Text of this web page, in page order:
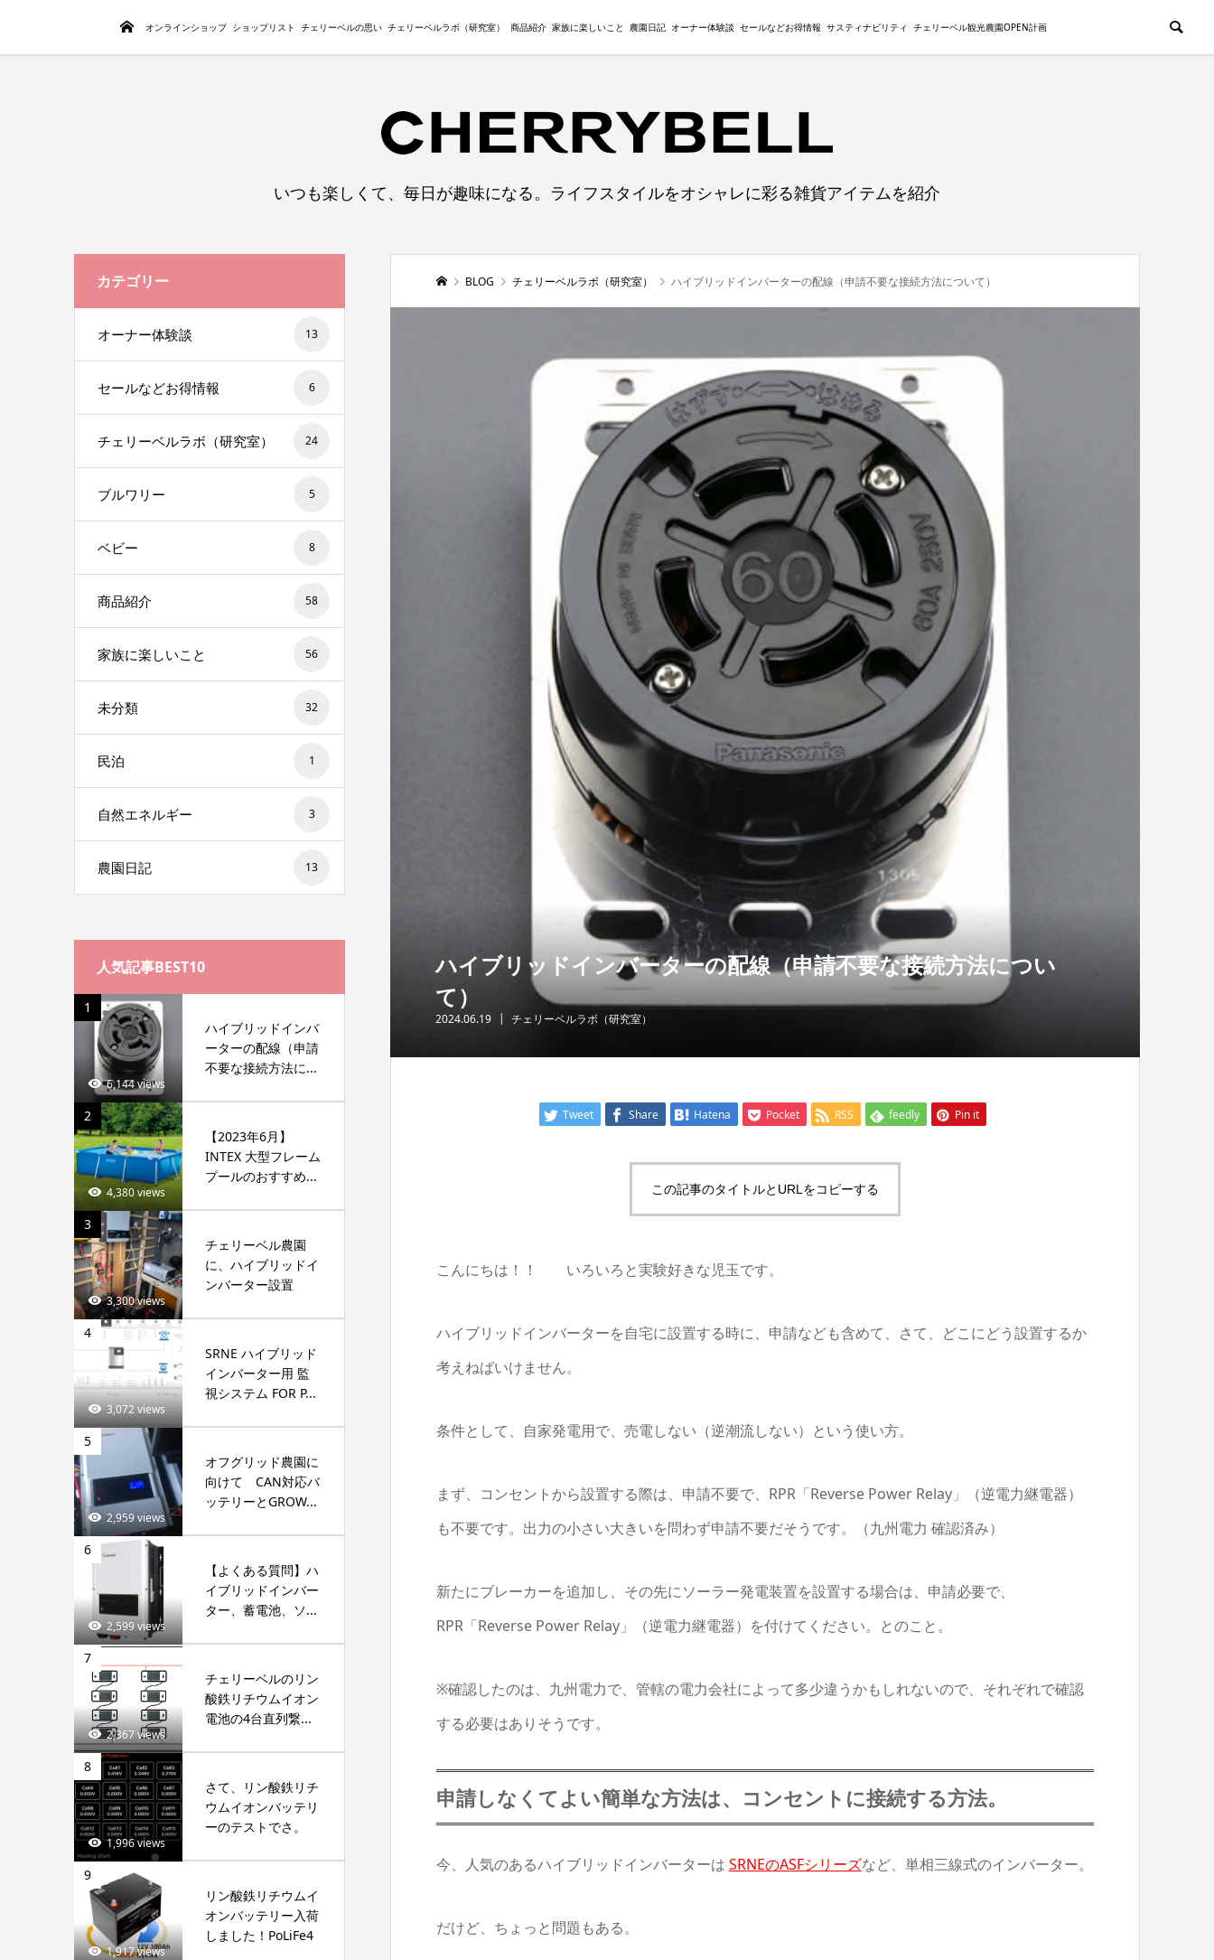
トップページオンラインショップ ショップリスト チェリーベルの思い チェリーベルラボ（研究室） 商品紹介 家族に楽しいこと 農園日記 オーナー体験談 セールなどお得情報 サスティナビリティ チェリーベル観光農園OPEN計画
いつも楽しくて、毎日が趣味になる。ライフスタイルをオシャレに彩る雑貨アイテムを紹介
BLOG チェリーベルラボ（研究室） ハイブリッドインバーターの配線（申請不要な接続方法について）
ハイブリッドインバーターの配線（申請不要な接続方法につい
て）
2024.06.19 チェリーベルラボ（研究室）
Tweet Share Hatena Pocket RSS feedly Pin it
この記事のタイトルとURLをコピーする
こんにちは！！ いろいろと実験好きな児玉です。
ハイブリッドインバーターを自宅に設置する時に、申請なども含めて、さて、どこにどう設置するか
考えねばいけません。
条件として、自家発電用で、売電しない（逆潮流しない）という使い方。
まず、コンセントから設置する際は、申請不要で、RPR「Reverse Power Relay」（逆電力継電器）
も不要です。出力の小さい大きいを問わず申請不要だそうです。（九州電力 確認済み）
新たにブレーカーを追加し、その先にソーラー発電装置を設置する場合は、申請必要で、
RPR「Reverse Power Relay」（逆電力継電器）を付けてください。とのこと。
※確認したのは、九州電力で、管轄の電力会社によって多少違うかもしれないので、それぞれで確認
する必要はありそうです。
申請しなくてよい簡単な方法は、コンセントに接続する方法。
今、人気のあるハイブリッドインバーターは SRNEのASFシリーズなど、単相三線式のインバーター。
だけど、ちょっと問題もある。
カテゴリー
オーナー体験談 13
セールなどお得情報 6
チェリーベルラボ（研究室） 24
ブルワリー 5
ベビー 8
商品紹介 58
家族に楽しいこと 56
未分類 32
民泊 1
自然エネルギー 3
農園日記 13
人気記事BEST10
1
6,144 views
ハイブリッドインバ
ーターの配線（申請
不要な接続方法に...
2
4,380 views
【2023年6月】
INTEX 大型フレーム
プールのおすすめ...
3
3,300 views
チェリーベル農園
に、ハイブリッドイ
ンバーター設置
4
3,072 views
SRNE ハイブリッド
インバーター用 監
視システム FOR P...
5
2,959 views
オフグリッド農園に
向けて CAN対応バ
ッテリーとGROW...
6
2,599 views
【よくある質問】ハ
イブリッドインバー
ター、蓄電池、ソ...
7
2,367 views
チェリーベルのリン
酸鉄リチウムイオン
電池の4台直列繋...
8
1,996 views
さて、リン酸鉄リチ
ウムイオンバッテリ
ーのテストでさ。
9
1,917 views
リン酸鉄リチウムイ
オンバッテリー入荷
しました！PoLiFe4